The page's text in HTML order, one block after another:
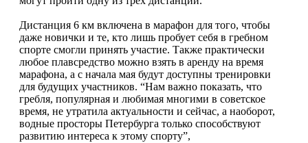
Дистанция 6 км включена в марафон для того, чтобы
даже новички и те, кто лишь пробует себя в гребном
спорте смогли принять участие. Также практически
любое плавсредство можно взять в аренду на время
марафона, а с начала мая будут доступны тренировки
для будущих участников. “Нам важно показать, что
гребля, популярная и любимая многими в советское
время, не утратила актуальности и сейчас, а наоборот,
водные просторы Петербурга только способствуют
развитию интереса к этому спорту”,